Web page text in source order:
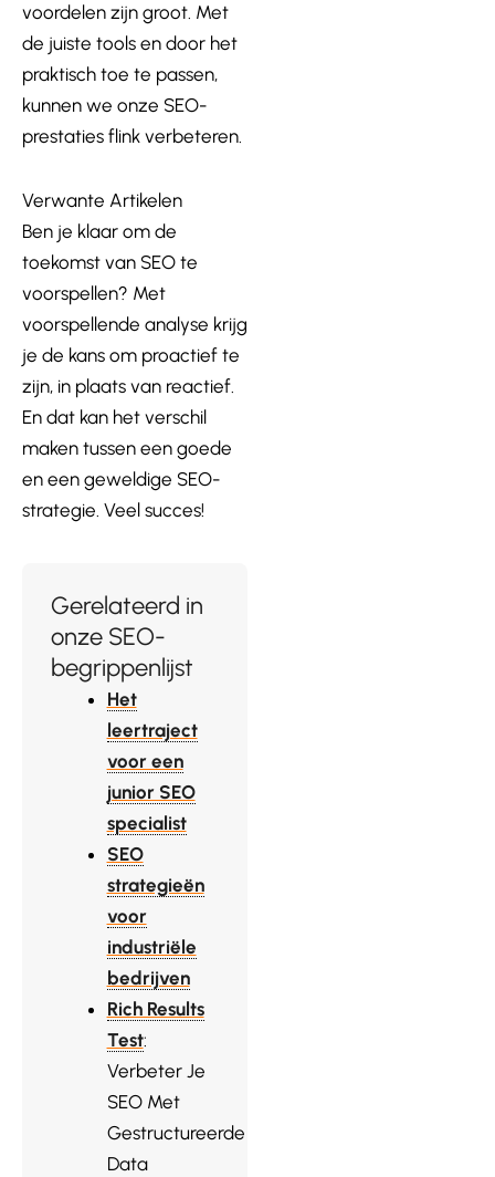
voordelen zijn groot. Met
de juiste tools en door het
praktisch toe te passen,
kunnen we onze SEO-
prestaties flink verbeteren.
Verwante Artikelen
Ben je klaar om de
toekomst van SEO te
voorspellen? Met
voorspellende analyse krijg
je de kans om proactief te
zijn, in plaats van reactief.
En dat kan het verschil
maken tussen een goede
en een geweldige SEO-
strategie. Veel succes!
Gerelateerd in
onze SEO-
begrippenlijst
Het
leertraject
voor een
junior SEO
specialist
SEO
strategieën
voor
industriële
bedrijven
Rich Results
Test:
Verbeter Je
SEO Met
Gestructureerde
Data